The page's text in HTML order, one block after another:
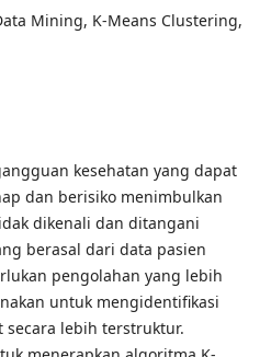
Mining, K-Means Clustering,
kesehatan yang dapat
dan berisiko menimbulkan
dikenali dan ditangani
berasal dari data pasien
pengolahan yang lebih
untuk mengidentifikasi
lebih terstruktur.